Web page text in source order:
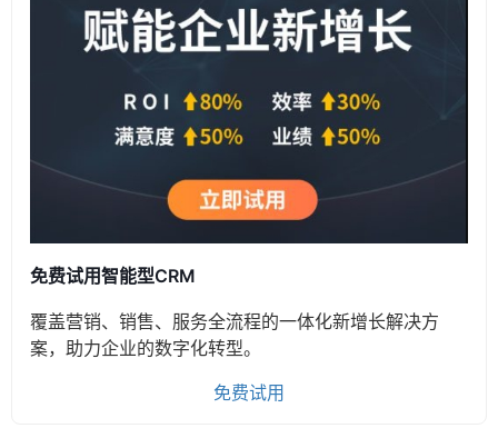
免费试用智能型CRM
覆盖营销、销售、服务全流程的一体化新增长解决方
案，助力企业的数字化转型。
免费试用